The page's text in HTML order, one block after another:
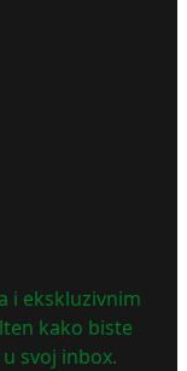
i ekskluzivnim
kako biste
svoj inbox.